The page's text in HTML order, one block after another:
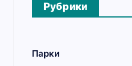
Рубрики
Парки